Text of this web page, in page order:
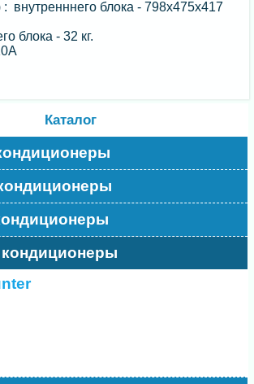
внутренннего блока - 798х475х417
блока - 32 кг.
Каталог